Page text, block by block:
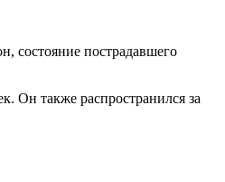
состояние пострадавшего
Он также распространился за